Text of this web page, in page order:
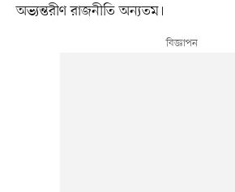
অভ্যন্তরীণ রাজনীতি অন্যতম।